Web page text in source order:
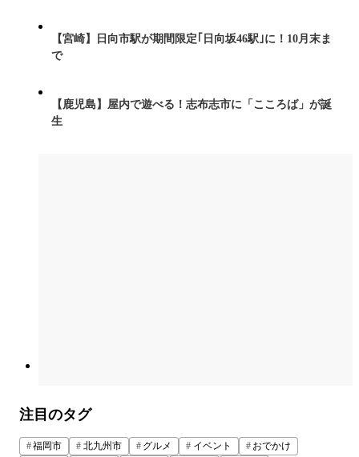
【宮崎】日向市駅が期間限定｢日向坂46駅｣に！10月末ま
で
【鹿児島】屋内で遊べる！志布志市に「こころば」が誕
生
注目のタグ
福岡市 北九州市 グルメ イベント
おでかけ